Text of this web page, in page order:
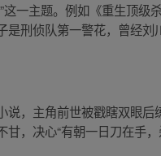
这一主题。例如《重生顶
是刑侦队第一警花，曾经刘
说，主角前世被戳瞎双眼
，决心“有朝一日刀在手